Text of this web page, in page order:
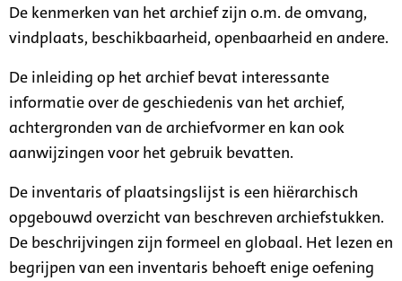
De kenmerken van het archief zijn o.m. de omvang,
vindplaats, beschikbaarheid, openbaarheid en andere.
De inleiding op het archief bevat interessante
informatie over de geschiedenis van het archief,
achtergronden van de archiefvormer en kan ook
aanwijzingen voor het gebruik bevatten.
De inventaris of plaatsingslijst is een hiërarchisch
opgebouwd overzicht van beschreven archiefstukken.
De beschrijvingen zijn formeel en globaal. Het lezen en
begrijpen van een inventaris behoeft enige oefening